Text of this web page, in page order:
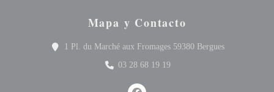
Mapa y Contacto
1 Pl. du Marché aux Fromages 59380 Bergues((abre en una
03 28 68 19 19